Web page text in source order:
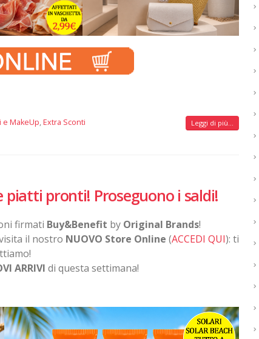
e MakeUp,Extra Sconti Leggi di più...
piatti pronti! Proseguono i saldi!
firmati Buy&Benefit by Original Brands!
il nostro NUOVO Store Online (ACCEDI QUI): ti
ARRIVI di questa settimana!